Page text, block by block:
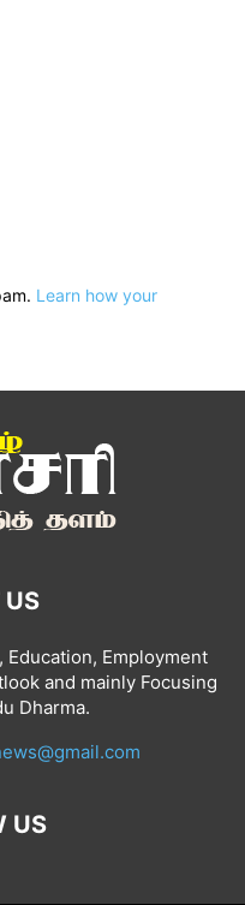
Learn how your
Employment
and mainly Focusing
Dharma.
US